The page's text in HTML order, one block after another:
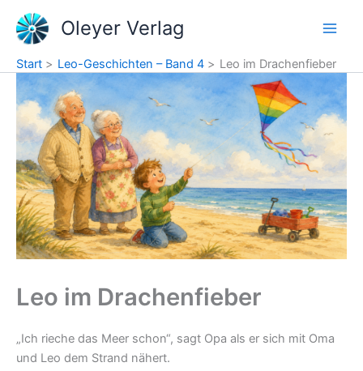
Inhalt
springen
Oleyer Verlag
Start Leo-Geschichten – Band 4 Leo im Drachenfieber
Leo im Drachenfieber
„Ich rieche das Meer schon“, sagt Opa als er sich mit Oma
und Leo dem Strand nähert.